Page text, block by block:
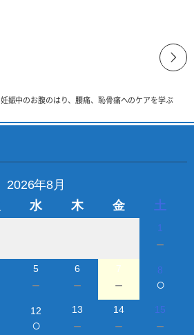
妊娠中のお腹のはり、腰痛、恥骨痛へのケアを学ぶ
2026年8月
水 木 金 土
1
－
5
－
6
－
7
－
8
○
12
○
13
－
14
－
15
－